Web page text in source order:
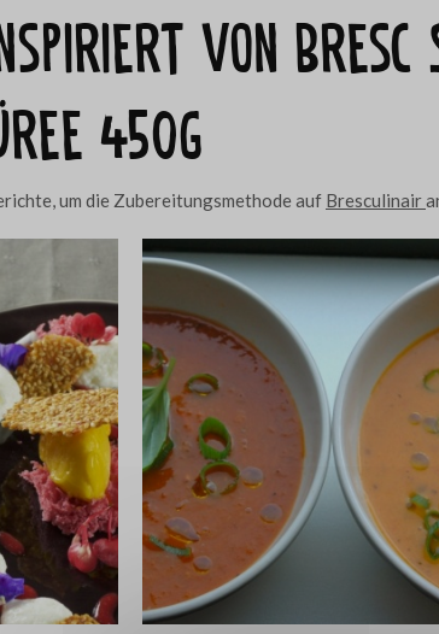
von Bresc
450g
um die Zubereitungsmethode auf Bresculinair